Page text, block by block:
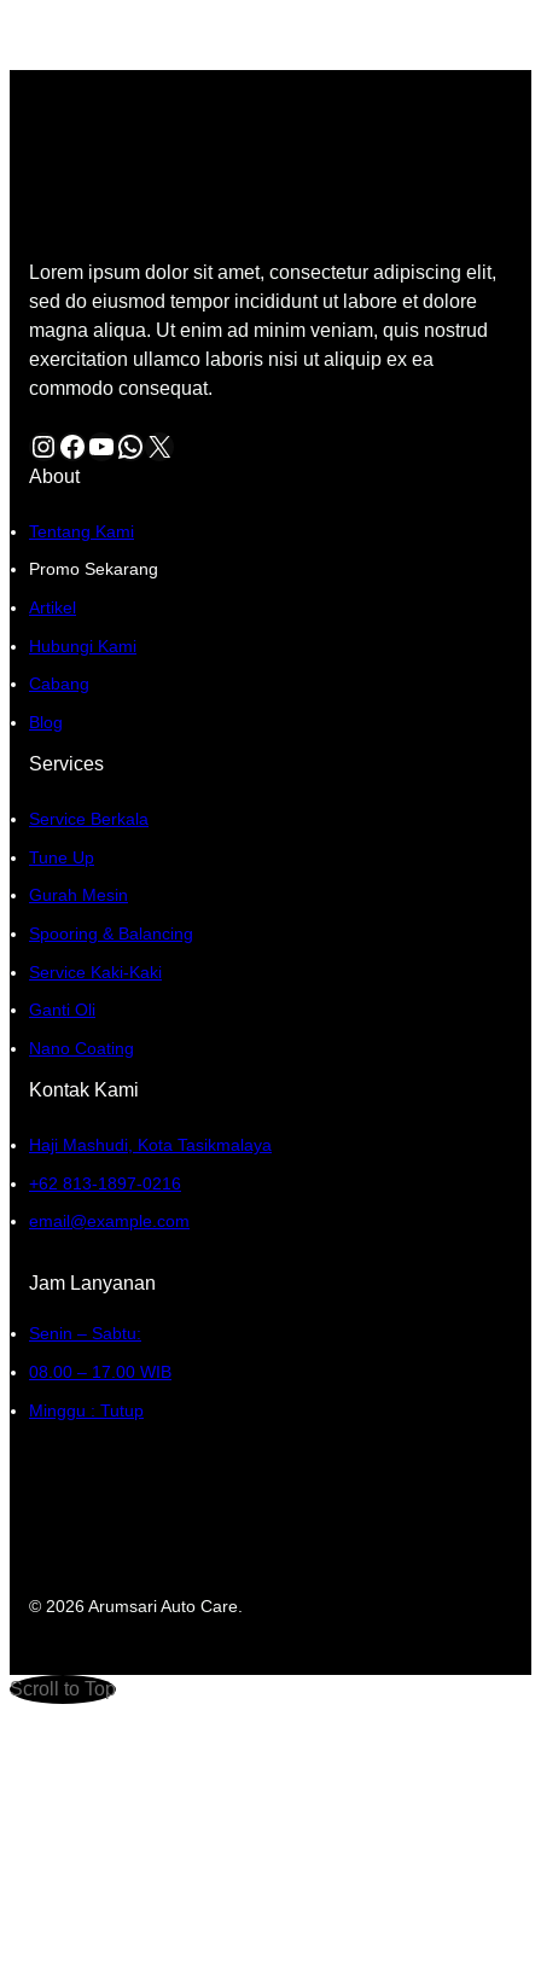
Lorem ipsum dolor sit amet, consectetur adipiscing elit,
sed do eiusmod tempor incididunt ut labore et dolore
magna aliqua. Ut enim ad minim veniam, quis nostrud
exercitation ullamco laboris nisi ut aliquip ex ea
commodo consequat.
Instagram Facebook YouTube WhatsApp X
About
Tentang Kami
Promo Sekarang
Artikel
Hubungi Kami
Cabang
Blog
Services
Service Berkala
Tune Up
Gurah Mesin
Spooring & Balancing
Service Kaki-Kaki
Ganti Oli
Nano Coating
Kontak Kami
Haji Mashudi, Kota Tasikmalaya
+62 813-1897-0216
email@example.com
Jam Lanyanan
Senin – Sabtu:
08.00 – 17.00 WIB
Minggu : Tutup
© 2026 Arumsari Auto Care.
Scroll to Top